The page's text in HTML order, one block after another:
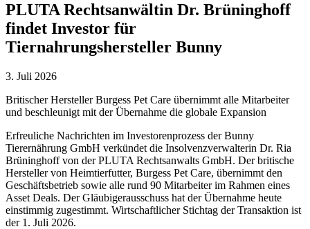
PLUTA Rechtsanwältin Dr. Brüninghoff
findet Investor für
Tiernahrungshersteller Bunny
3. Juli 2026
Britischer Hersteller Burgess Pet Care übernimmt alle Mitarbeiter
und beschleunigt mit der Übernahme die globale Expansion
Erfreuliche Nachrichten im Investorenprozess der Bunny
Tierernährung GmbH verkündet die Insolvenzverwalterin Dr. Ria
Brüninghoff von der PLUTA Rechtsanwalts GmbH. Der britische
Hersteller von Heimtierfutter, Burgess Pet Care, übernimmt den
Geschäftsbetrieb sowie alle rund 90 Mitarbeiter im Rahmen eines
Asset Deals. Der Gläubigerausschuss hat der Übernahme heute
einstimmig zugestimmt. Wirtschaftlicher Stichtag der Transaktion ist
der 1. Juli 2026.